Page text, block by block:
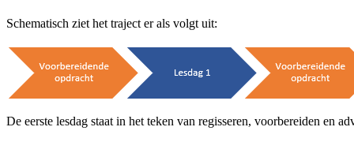
Schematisch ziet het traject er als volgt uit:
De eerste lesdag staat in het teken van regisseren, voorbereiden en